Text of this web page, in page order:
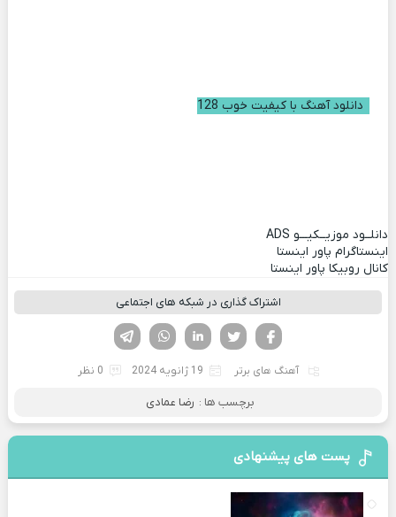
دانلود آهنگ با کیفیت خوب 128
دانلــود موزیــکیـــو ADS
اینستاگرام پاور اینستا
کانال روبیکا پاور اینستا
اشتراک گذاری در شبکه های اجتماعی
لینکدین تویتر
فیسوک
آهنگ های برتر 19 ژانویه 2024 0 نظر
برچسب ها : رضا عمادی
پست های پیشنهادی